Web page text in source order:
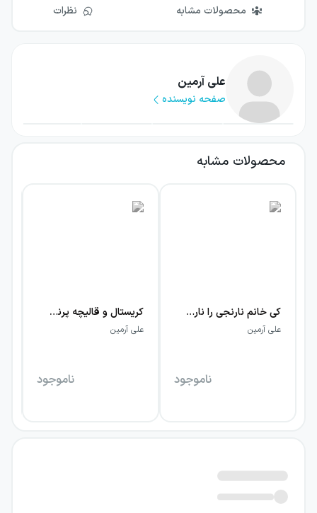
محصولات مشابه نظرات
علی آرمین
صفحه نویسنده
محصولات مشابه
کی خانم نارنجی را ناراحت کرد؟
علی آرمین
ناموجود
کریستال و قالیچه پرنده
علی آرمین
ناموجود